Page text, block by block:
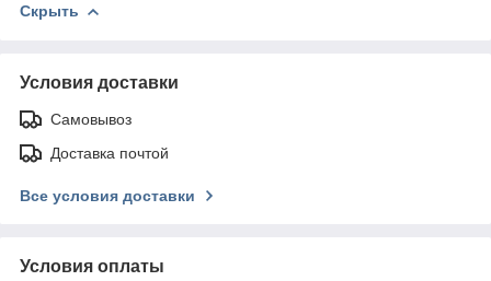
Скрыть
Условия доставки
Самовывоз
Доставка почтой
Все условия доставки
Условия оплаты